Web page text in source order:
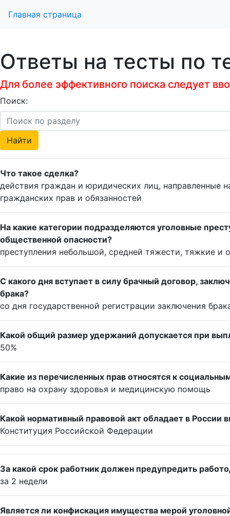
Главная страница
Ответы на тесты по
Для более эффективного поиска следует
Поиск:
Что такое сделка?
действия граждан и юридических лиц, направленные
гражданских прав и обязанностей
На какие категории подразделяются уголовные
общественной опасности?
преступления небольшой, средней тяжести, тяжкие и
С какого дня вступает в силу брачный договор,
брака?
со дня государственной регистрации заключения
Какой общий размер удержаний допускается при
50%
Какие из перечисленных прав относятся к
право на охрану здоровья и медицинскую помощь
Какой нормативный правовой акт обладает в
Конституция Российской Федерации
За какой срок работник должен предупредить
за 2 недели
Является ли конфискация имущества мерой